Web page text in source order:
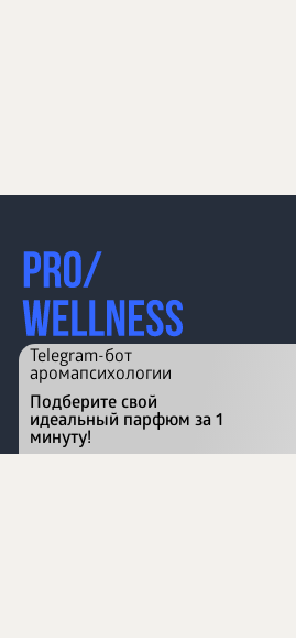
Перейти на сайт
Telegram-бот
аромапсихологии
Подберите свой
идеальный парфюм за 1
минуту!